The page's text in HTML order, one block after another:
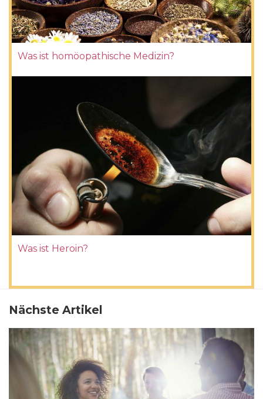
Was ist homöopathische Medizin?
Was ist Heroin?
Nächste Artikel